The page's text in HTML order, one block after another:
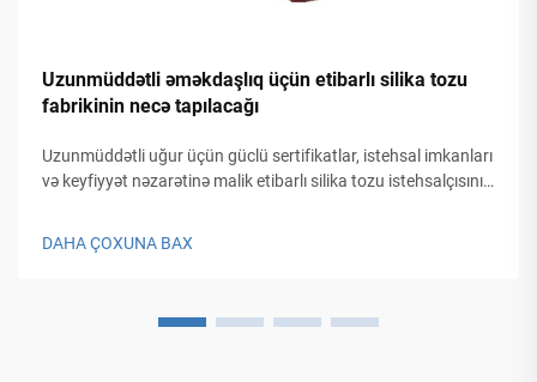
Uzunmüddətli əməkdaşlıq üçün etibarlı silika tozu
fabrikinin necə tapılacağı
Uzunmüddətli uğur üçün güclü sertifikatlar, istehsal imkanları
və keyfiyyət nəzarətinə malik etibarlı silika tozu istehsalçısını
DAHA ÇOXUNA BAX